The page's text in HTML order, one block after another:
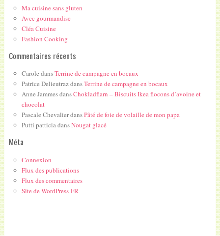
Ma cuisine sans gluten
Avec gourmandise
Cléa Cuisine
Fashion Cooking
Commentaires récents
Carole dansTerrine de campagne en bocaux
Patrice DelieutrazdansTerrine de campagne en bocaux
Anne JammesdansChokladflarn – Biscuits Ikea flocons d’avoine et
chocolat
Pascale ChevalierdansPâté de foie de volaille de mon papa
Putti patticiadansNougat glacé
Méta
Connexion
Flux des publications
Flux des commentaires
Site de WordPress-FR